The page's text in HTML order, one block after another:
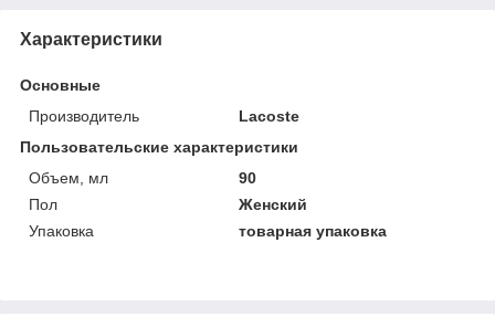
Характеристики
Основные
Производитель
Lacoste
Пользовательские характеристики
Объем, мл
90
Пол
Женский
Упаковка
товарная упаковка